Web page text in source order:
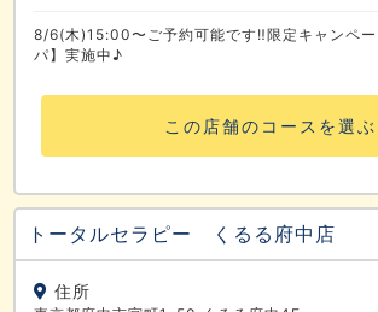
8/6(木)15:00〜ご予約可能です‼限定キャンペー
パ】実施中♪
この店舗のコースを選ぶ
トータルセラピー くるる府中店
住所